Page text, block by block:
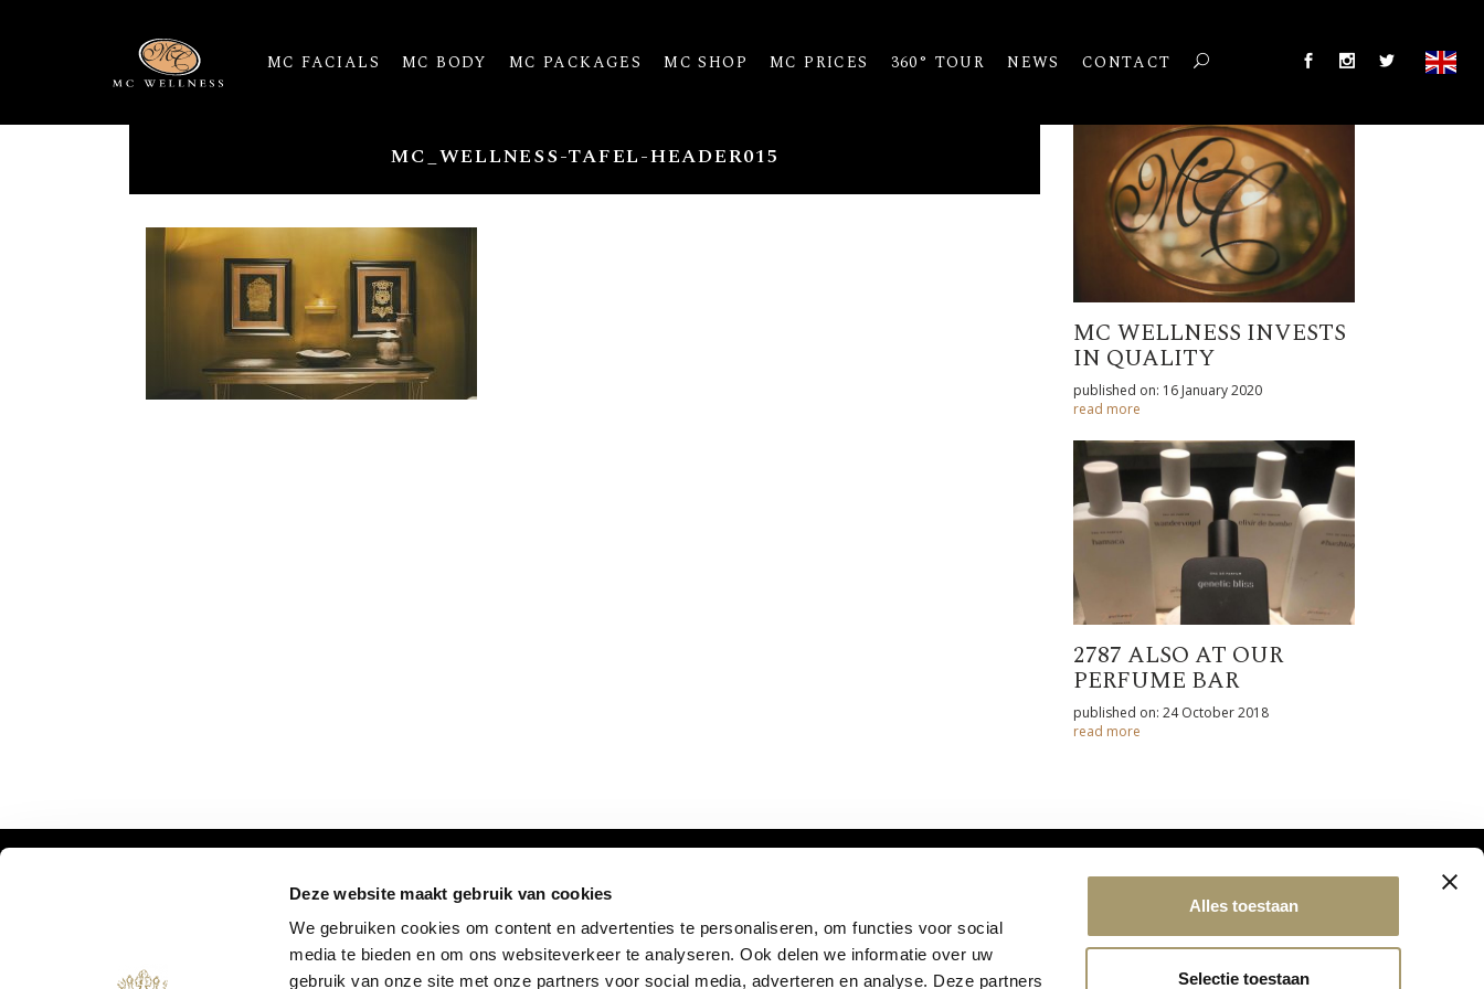
Deze website maakt gebruik van cookies
We gebruiken cookies om content en advertenties te personaliseren, om functies voor social
media te bieden en om ons websiteverkeer te analyseren. Ook delen we informatie over uw
gebruik van onze site met onze partners voor social media, adverteren en analyse. Deze partners
Alles toestaan
Selectie toestaan
MC FACIALS MC BODY MC PACKAGES MC SHOP MC PRICES 360° TOUR NEWS CONTACT
MC_WELLNESS-TAFEL-HEADER015
MC WELLNESS INVESTS
IN QUALITY
published on: 16 January 2020
read more
2787 ALSO AT OUR
PERFUME BAR
published on: 24 October 2018
read more